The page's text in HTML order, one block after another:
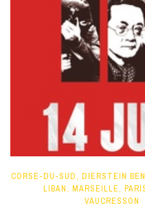
CORSE-DU-SUD, DIERSTEIN
LIBAN, MARSEILLE,
VAUCRESSON